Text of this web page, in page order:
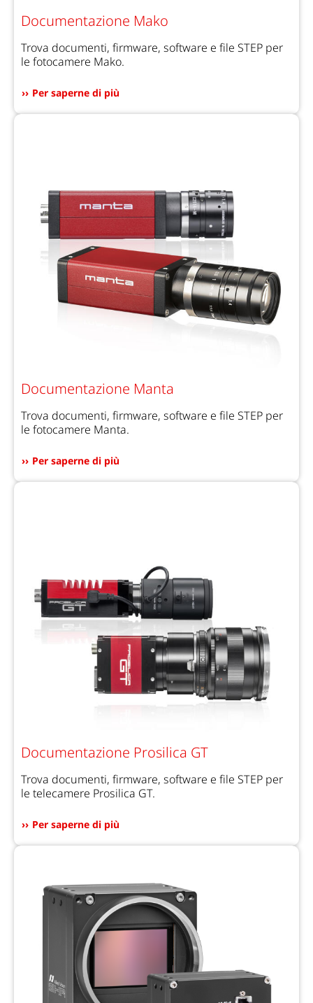
Documentazione Mako
Trova documenti, firmware, software e file STEP per
le fotocamere Mako.
Per saperne di più
Documentazione Manta
Trova documenti, firmware, software e file STEP per
le fotocamere Manta.
Per saperne di più
Documentazione Prosilica GT
Trova documenti, firmware, software e file STEP per
le telecamere Prosilica GT.
Per saperne di più